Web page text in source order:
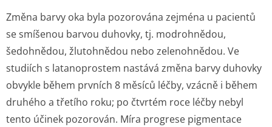
Změna barvy oka byla pozorována zejména u pacientů
se smíšenou barvou duhovky, tj. modrohnědou,
šedohnědou, žlutohnědou nebo zelenohnědou. Ve
studiích s latanoprostem nastává změna barvy duhovky
obvykle během prvních 8 měsíců léčby, vzácně i během
druhého a třetího roku; po čtvrtém roce léčby nebyl
tento účinek pozorován. Míra progrese pigmentace